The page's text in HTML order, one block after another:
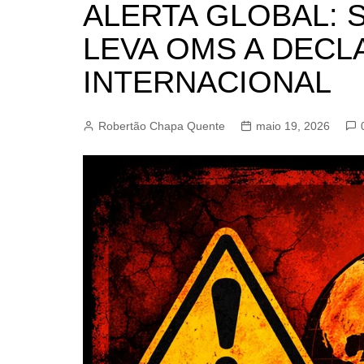
JUNDIAÍ
MOGI
MOGI
ALERTA GLOBAL:
LEVA OMS A
INTERNACIONAL
Robertão Chapa Quente maio 19, 2026